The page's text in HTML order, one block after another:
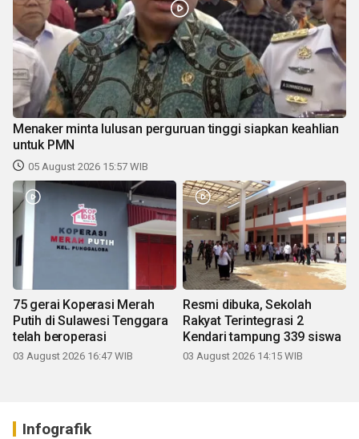
Menaker minta lulusan perguruan tinggi siapkan keahlian
untuk PMN
05 August 2026 15:57 WIB
75 gerai Koperasi Merah
Putih di Sulawesi Tenggara
telah beroperasi
03 August 2026 16:47 WIB
Resmi dibuka, Sekolah
Rakyat Terintegrasi 2
Kendari tampung 339 siswa
03 August 2026 14:15 WIB
Infografik